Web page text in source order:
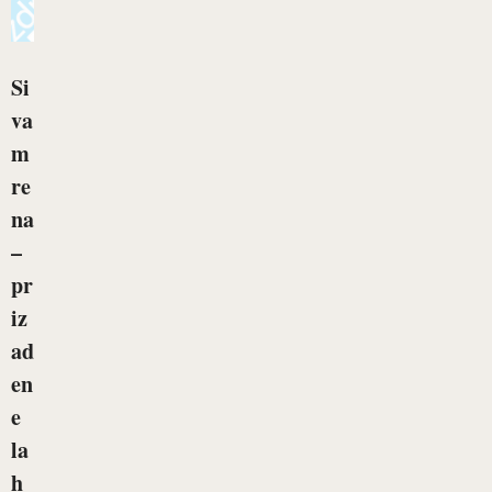
Si
va
m
re
na
–
pr
iz
ad
en
e
la
h